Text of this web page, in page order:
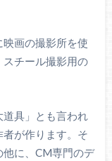
画の撮影所を使
チール撮影用の
具」とも言われ
が作ります。そ
に、CM専門のデ